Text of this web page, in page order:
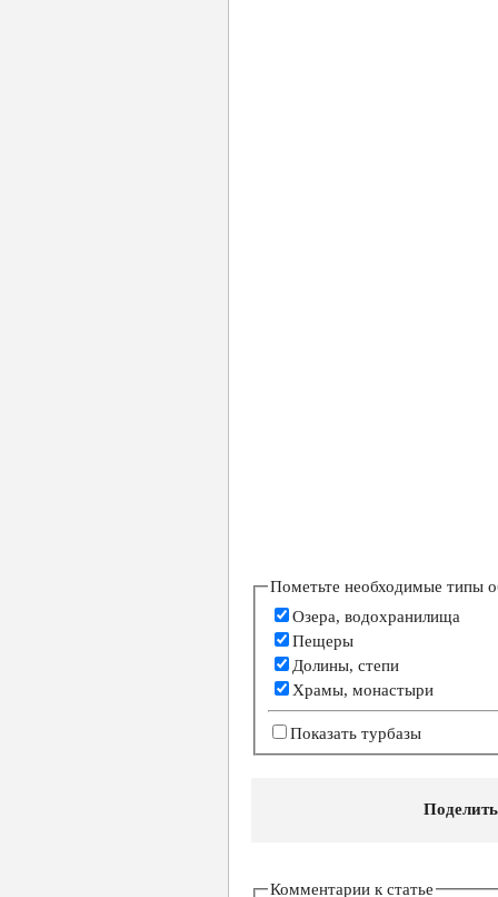
Пометьте необходимые типы
Озера, водохранилища
Пещеры
Долины, степи
Храмы, монастыри
Показать турбазы
Комментарии к статье